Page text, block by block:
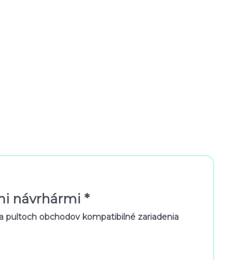
návrhármi *
pultoch obchodov kompatibilné zariadenia